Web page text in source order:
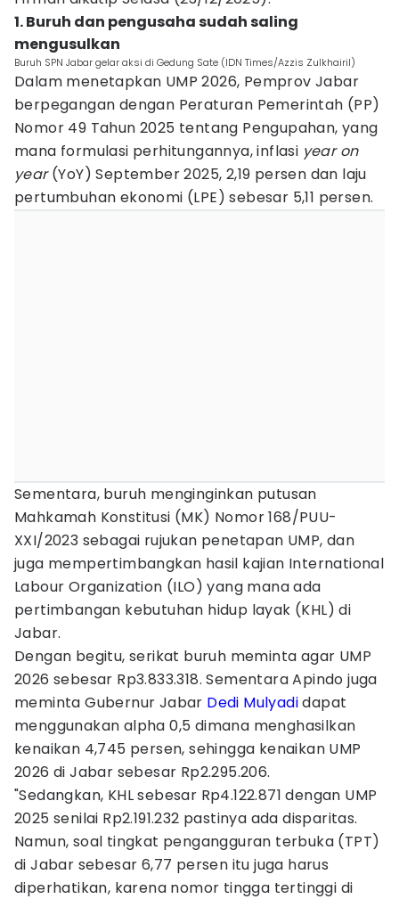
1. Buruh dan pengusaha sudah saling
mengusulkan
Buruh SPN Jabar gelar aksi di Gedung Sate (IDN Times/Azzis Zulkhairil)
Dalam menetapkan UMP 2026, Pemprov Jabar
berpegangan dengan Peraturan Pemerintah (PP)
Nomor 49 Tahun 2025 tentang Pengupahan, yang
mana formulasi perhitungannya, inflasi year on
year(YoY) September 2025, 2,19 persen dan laju
pertumbuhan ekonomi (LPE) sebesar 5,11 persen.
Sementara, buruh menginginkan putusan
Mahkamah Konstitusi (MK) Nomor 168/PUU-
XXI/2023 sebagai rujukan penetapan UMP, dan
juga mempertimbangkan hasil kajian International
Labour Organization (ILO) yang mana ada
pertimbangan kebutuhan hidup layak (KHL) di
Jabar.
Dengan begitu, serikat buruh meminta agar UMP
2026 sebesar Rp3.833.318. Sementara Apindo juga
meminta Gubernur Jabar Dedi Mulyadidapat
menggunakan alpha 0,5 dimana menghasilkan
kenaikan 4,745 persen, sehingga kenaikan UMP
2026 di Jabar sebesar Rp2.295.206.
"Sedangkan, KHL sebesar Rp4.122.871 dengan UMP
2025 senilai Rp2.191.232 pastinya ada disparitas.
Namun, soal tingkat pengangguran terbuka (TPT)
di Jabar sebesar 6,77 persen itu juga harus
diperhatikan, karena nomor tingga tertinggi di